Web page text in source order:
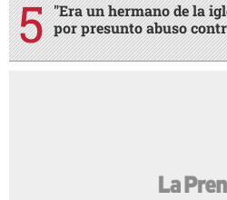
"Era un hermano de la
por presunto abuso